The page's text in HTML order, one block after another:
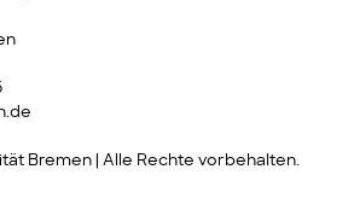
Bremen | Alle Rechte vorbehalten.